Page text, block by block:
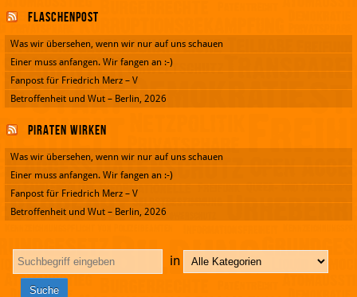
Flaschenpost
Was wir übersehen, wenn wir nur auf uns schauen
Einer muss anfangen. Wir fangen an :-)
Fanpost für Friedrich Merz – V
Betroffenheit und Wut – Berlin, 2026
Piraten wirken
Was wir übersehen, wenn wir nur auf uns schauen
Einer muss anfangen. Wir fangen an :-)
Fanpost für Friedrich Merz – V
Betroffenheit und Wut – Berlin, 2026
in